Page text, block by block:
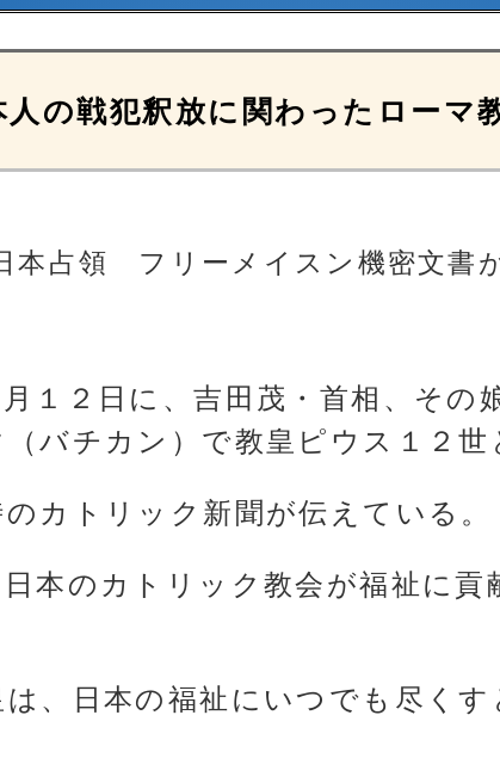
人の戦犯釈放に関わったローマ
本占領 フリーメイスン機密文書
１２日に、吉田茂・首相、その
バチカン）で教皇ピウス１２世
カトリック新聞が伝えている。
日本のカトリック教会が福祉に
、日本の福祉にいつでも尽く